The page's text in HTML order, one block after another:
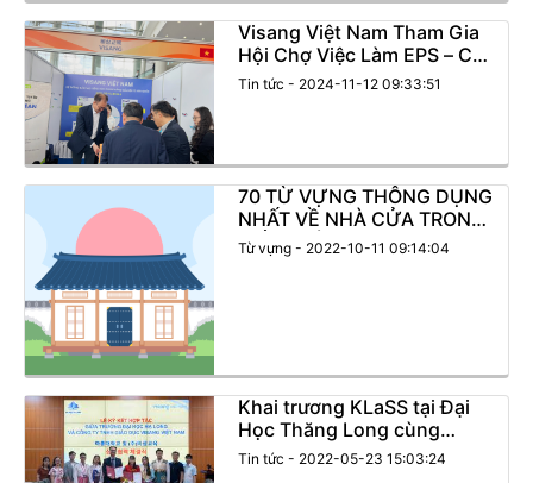
Visang Việt Nam Tham Gia
Hội Chợ Việc Làm EPS – Cơ
Hội Việc Làm Cho Lao Động
Tin tức - 2024-11-12 09:33:51
70 TỪ VỰNG THÔNG DỤNG
NHẤT VỀ NHÀ CỬA TRONG
TIẾNG HÀN
Từ vựng - 2022-10-11 09:14:04
Khai trương KLaSS tại Đại
Học Thăng Long cùng
Master Korean
Tin tức - 2022-05-23 15:03:24